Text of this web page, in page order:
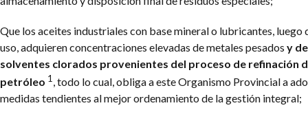
Que los aceites industriales con base mineral o lubricantes, luego
uso, adquieren concentraciones elevadas de metales pesados y de
solventes clorados provenientes del proceso de refinación
petróleo 1 , todo lo cual, obliga a este Organismo Provincial a
medidas tendientes al mejor ordenamiento de la gestión integral;